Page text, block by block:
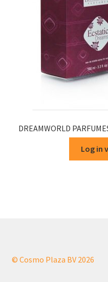
DREAMWORLD
Log in
© Cosmo Plaza BV 2026